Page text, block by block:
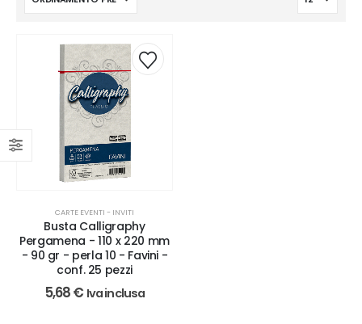
CARTE EVENTI - INVITI
Busta Calligraphy
Pergamena - 110 x 220 mm
- 90 gr - perla 10 - Favini -
conf. 25 pezzi
5,68€ Iva inclusa